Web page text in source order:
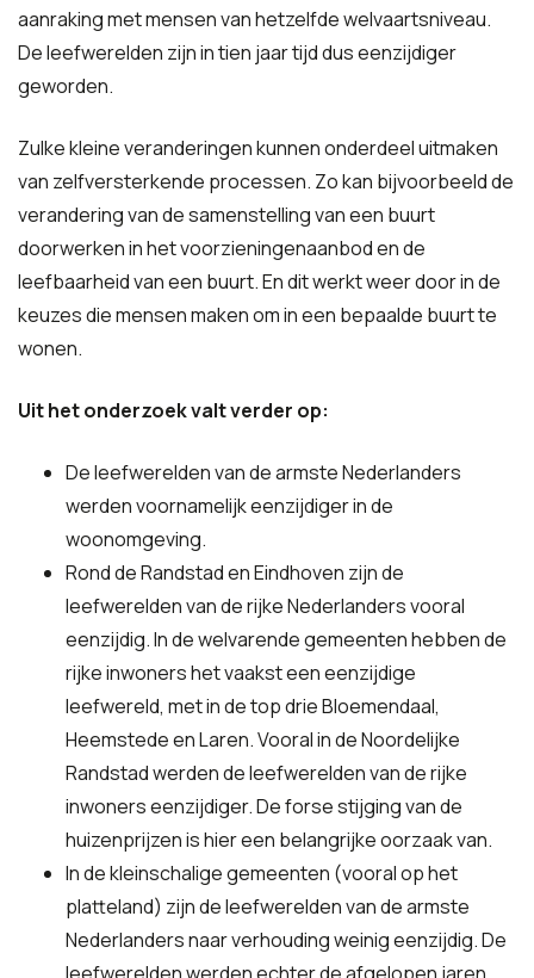
aanraking met mensen van hetzelfde welvaartsniveau.
De leefwerelden zijn in tien jaar tijd dus eenzijdiger
geworden.
Zulke kleine veranderingen kunnen onderdeel uitmaken
van zelfversterkende processen. Zo kan bijvoorbeeld de
verandering van de samenstelling van een buurt
doorwerken in het voorzieningenaanbod en de
leefbaarheid van een buurt. En dit werkt weer door in de
keuzes die mensen maken om in een bepaalde buurt te
wonen.
Uit het onderzoek valt verder op:
De leefwerelden van de armste Nederlanders
werden voornamelijk eenzijdiger in de
woonomgeving.
Rond de Randstad en Eindhoven zijn de
leefwerelden van de rijke Nederlanders vooral
eenzijdig. In de welvarende gemeenten hebben de
rijke inwoners het vaakst een eenzijdige
leefwereld, met in de top drie Bloemendaal,
Heemstede en Laren. Vooral in de Noordelijke
Randstad werden de leefwerelden van de rijke
inwoners eenzijdiger. De forse stijging van de
huizenprijzen is hier een belangrijke oorzaak van.
In de kleinschalige gemeenten (vooral op het
platteland) zijn de leefwerelden van de armste
Nederlanders naar verhouding weinig eenzijdig. De